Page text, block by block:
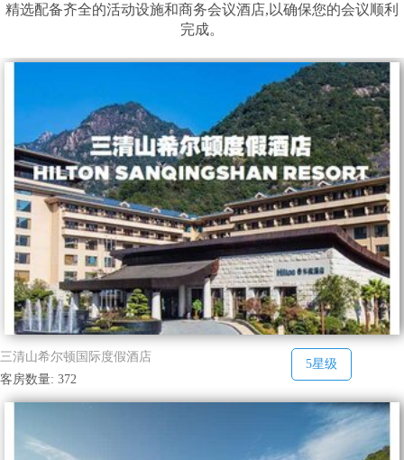
精选配备齐全的活动设施和商务会议酒店,以确保您的会议顺利
完成。
三清山希尔顿国际度假酒店
客房数量: 372
5星级